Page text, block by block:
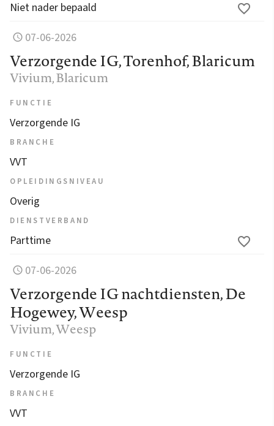
Niet nader bepaald
07-06-2026
Verzorgende IG, Torenhof, Blaricum
Vivium, Blaricum
FUNCTIE
Verzorgende IG
BRANCHE
VVT
OPLEIDINGSNIVEAU
Overig
DIENSTVERBAND
Parttime
07-06-2026
Verzorgende IG nachtdiensten, De
Hogewey, Weesp
Vivium, Weesp
FUNCTIE
Verzorgende IG
BRANCHE
VVT